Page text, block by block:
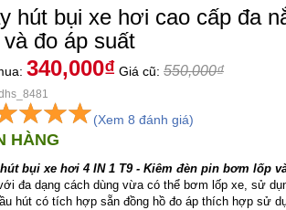
hút bụi xe hơi cao cấp đa
và đo áp suất
340,000₫ Giá cũ: 550,000₫
(Xem 8 đánh giá)
HÀNG
bụi xe hơi 4 IN 1 T9 - Kiêm đèn pin bơm lốp
đa dạng cách dùng vừa có thể bơm lốp xe, sử
hút có tích hợp sẵn đồng hồ đo áp thích hợp sử